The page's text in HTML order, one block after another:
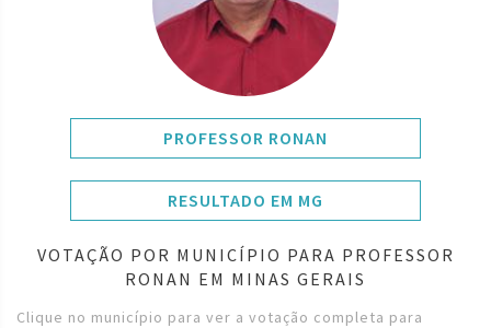
PROFESSOR RONAN
RESULTADO EM MG
VOTAÇÃO POR MUNICÍPIO PARA PROFESSOR
RONAN EM MINAS GERAIS
Clique no município para ver a votação completa para